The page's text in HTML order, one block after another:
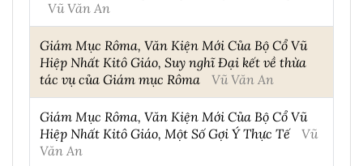
Vũ Văn An
Giám Mục Rôma, Văn Kiện Mới Của Bộ Cổ Vũ
Hiệp Nhất Kitô Giáo, Suy nghĩ Đại kết về thừa
tác vụ của Giám mục Rôma
Vũ Văn An
Giám Mục Rôma, Văn Kiện Mới Của Bộ Cổ Vũ
Hiệp Nhất Kitô Giáo, Một Số Gợi Ý Thực Tế
Vũ
Văn An